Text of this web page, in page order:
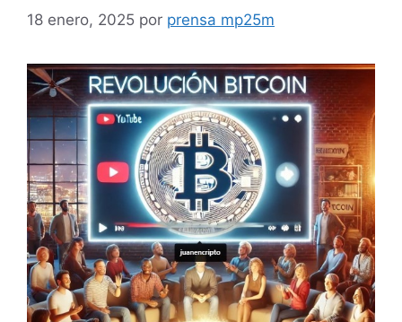
18 enero, 2025 por prensa mp25m